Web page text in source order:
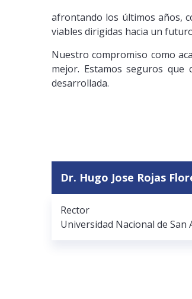
afrontando los últimos años,
viables dirigidas hacia un
Nuestro compromiso como
mejor. Estamos seguros
desarrollada.
Dr. Hugo Jose Rojas
Rector
Universidad Nacional de San